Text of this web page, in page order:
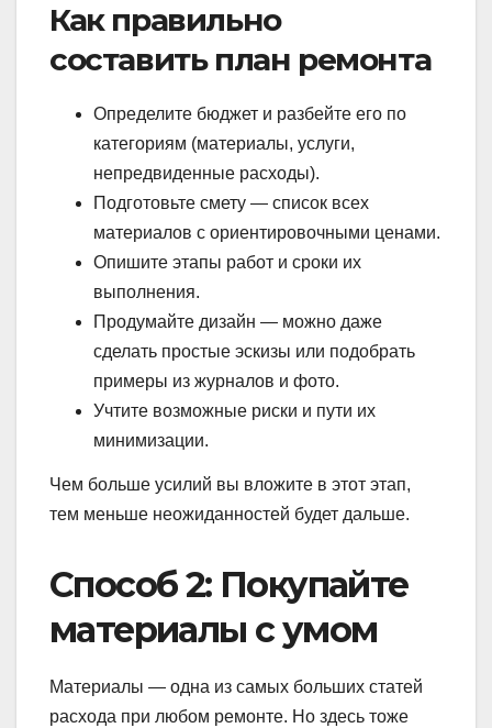
Как правильно
составить план ремонта
Определите бюджет и разбейте его по
категориям (материалы, услуги,
непредвиденные расходы).
Подготовьте смету — список всех
материалов с ориентировочными ценами.
Опишите этапы работ и сроки их
выполнения.
Продумайте дизайн — можно даже
сделать простые эскизы или подобрать
примеры из журналов и фото.
Учтите возможные риски и пути их
минимизации.
Чем больше усилий вы вложите в этот этап,
тем меньше неожиданностей будет дальше.
Способ 2: Покупайте
материалы с умом
Материалы — одна из самых больших статей
расхода при любом ремонте. Но здесь тоже